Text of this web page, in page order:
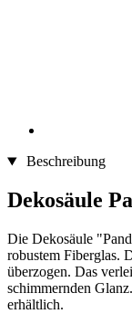
Beschreibung
Dekosäule
Die Dekosäule
robustem Fiberglas.
überzogen. Das
schimmernden
erhältlich.